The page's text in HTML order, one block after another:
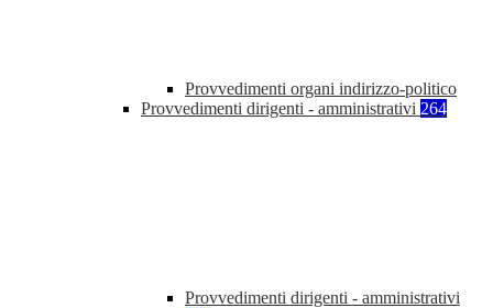
Provvedimenti organi indirizzo-politico
Provvedimenti dirigenti - amministrativi 264
Provvedimenti dirigenti - amministrativi